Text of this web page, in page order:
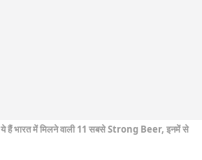
ये हैं भारत में मिलने वाली 11 सबसे Strong Beer, इनमें से